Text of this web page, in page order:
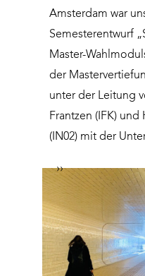
Amsterdam war
Semesterentwurf
Master-
der
unter der Leitung
Frantzen (IFK)
(IN02) mit der
››